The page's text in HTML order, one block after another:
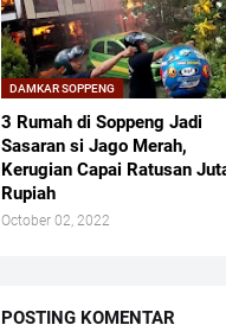
DAMKAR SOPPENG
3 Rumah di Soppeng Jadi
Sasaran si Jago Merah,
Kerugian Capai Ratusan
Rupiah
October 02, 2022
POSTING KOMENTAR